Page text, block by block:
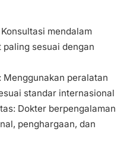
mendalam
sesuai dengan
Menggunakan peralatan
standar internasional
Dokter berpengalaman
penghargaan, dan